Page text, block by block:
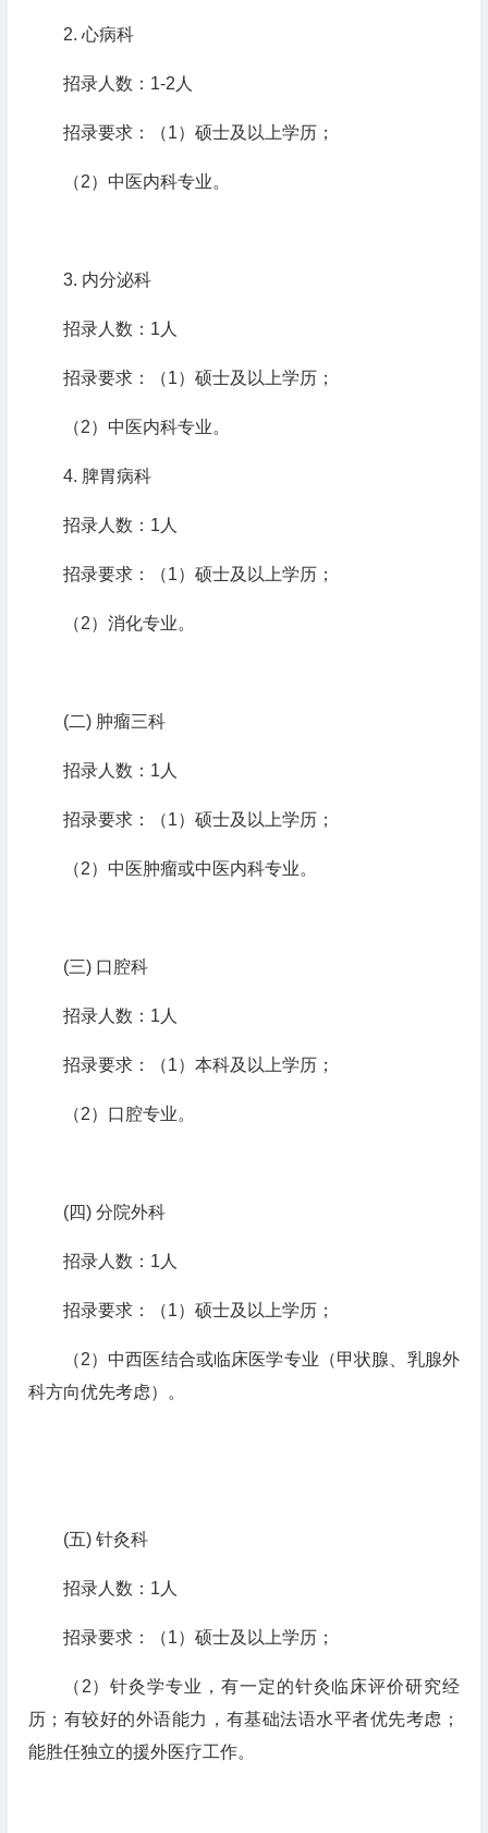
2. 心病科
招录人数： 1-2 人
招录要求：（1）硕士及以上学历；
（2）中医内科专业。
3. 内分泌科
招录人数： 1 人
招录要求： （1）硕士及以上学历；
（2）中医内科专业。
4. 脾胃病科
招录人数： 1 人
招录要求：（1）硕士及以上学历；
（2）消化专业。
(二) 肿瘤三科
招录人数： 1 人
招录要求：（1）硕士及以上学历；
（2）中医肿瘤或中医内科专业。
(三) 口腔科
招录人数： 1 人
招录要求：（1）本科及以上学历；
（2）口腔专业。
(四) 分院外科
招录人数： 1 人
招录要求：（1）硕士及以上学历；
（2）中西医结合或临床医学专业（甲状腺、乳腺外
科方向优先考虑）。
(五) 针灸科
招录人数： 1 人
招录要求：（1）硕士及以上学历；
（ 2）针灸学专业，有一定的针灸临床评价研究经
历；有较好的外语能力，有基础法语水平者优先考虑；
能胜任独立的援外医疗工作。